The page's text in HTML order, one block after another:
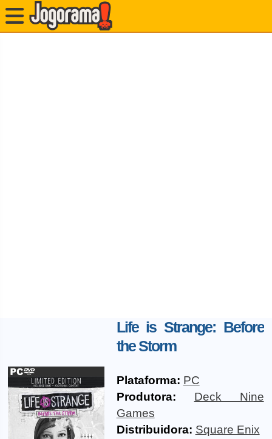
Life is Strange: Before
the Storm
Plataforma: PC
Produtora:
Deck Nine
Games
Distribuidora: Square Enix